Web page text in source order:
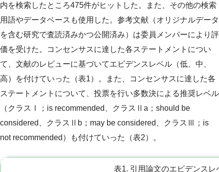
内を検索したところ475件がヒットした。また、その他の検索
用語やデータベースも使用した。参考文献（オリジナルデータ
を含む研究で査読済みかつ公開済み）は委員メンバーにより評
価を受けた。コンセンサスに達した各ステートメントについ
て、文献のレビューに基づいてエビデンスレベル（低、中、
高）を付けていった（表1）。また、コンセンサスに達した各
ステートメントについて、投票を行い多数決による推奨レベル
（クラスⅠ；is recommended、クラスⅡa；should be
considered、クラスⅡb；may be considered、クラスⅢ；is
not recommended）も付けていった（表2）。
表1. 引用論文のエビデンスレ